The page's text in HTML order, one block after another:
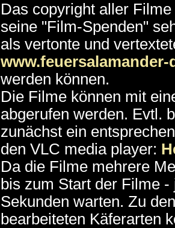
Das copyright aller
seine "Film-Spenden"
als vertonte und
www.feuersalamander-
werden können.
Die Filme können mit
abgerufen werden. Evtl.
zunächst ein
den VLC media player:
Da die Filme mehrere
bis zum Start der Filme
Sekunden warten. Zu
bearbeiteten Käferarten